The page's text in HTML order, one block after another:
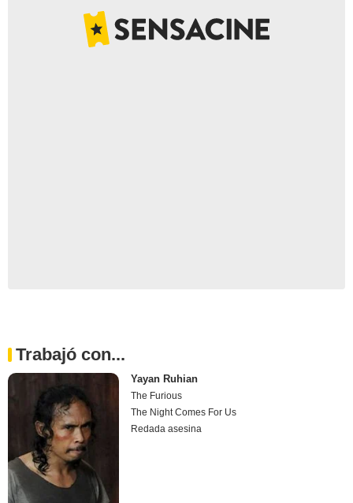
Trabajó con...
Yayan Ruhian
The Furious
The Night Comes For Us
Redada asesina